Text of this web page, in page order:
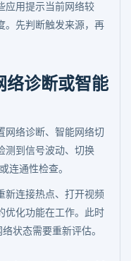
应用提示当前网络较
。先判断触发来源，再
络诊断或智能
网络诊断、智能网络切
测到信号波动、切换
连通性检查。
新连接热点、打开视频
优化功能在工作。此时
状态需要重新评估。